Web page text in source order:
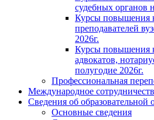
судебных органов
Курсы повышения
преподавателей
2026г.
Курсы повышения
адвокатов,
полугодие 2026г.
Профессиональная
Международное
Сведения об образовательной
Основные сведения